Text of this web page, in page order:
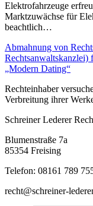
Elektrofahrzeuge
Marktzuwächse für
beachtlich…
Abmahnung von
„Modern Dating“
Rechteinhaber
Verbreitung ihrer
Schreiner Lederer
Blumenstraße 7a
85354 Freising
Telefon: 08161 789
recht@schreiner-